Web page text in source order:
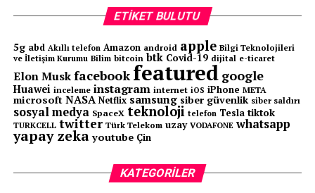
ETIKET BULUTU
5g abd Akıllı telefon Amazon android apple Bilgi Teknolojileri
ve İletişim Kurumu Bilim bitcoin btk Covid-19 dijital e-ticaret
Elon Muskfacebook featured google
Huawei inceleme instagram internet iOS iPhone META
microsoft NASA Netflix samsung siber güvenlik siber saldırı
sosyal medya SpaceX teknoloji telefon Tesla tiktok
TURKCELL twitter Türk Telekom uzay VODAFONE whatsapp
yapay zeka youtube Çin
KATEGORILER